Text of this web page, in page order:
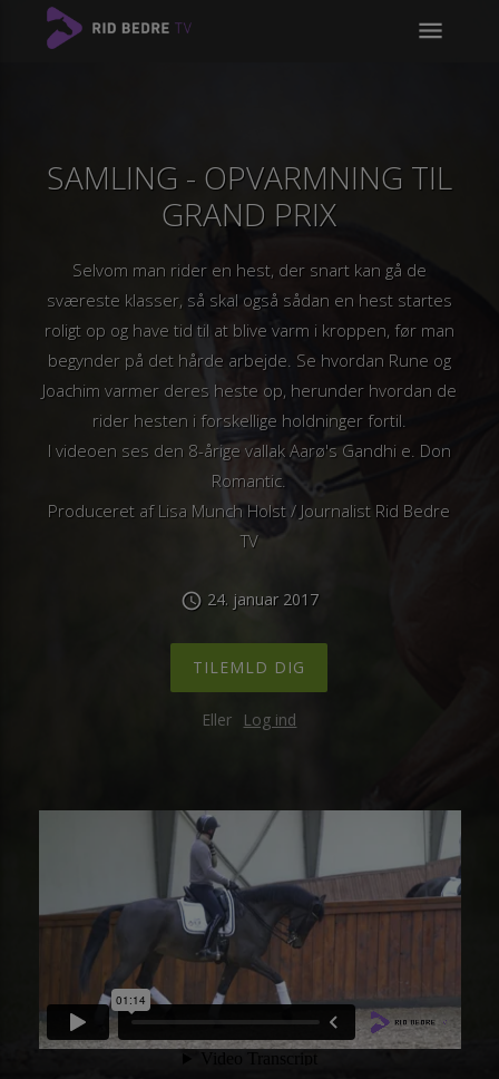
menu
SAMLING - OPVARMNING TIL
GRAND PRIX
Selvom man rider en hest, der snart kan gå de
sværeste klasser, så skal også sådan en hest startes
roligt op og have tid til at blive varm i kroppen, før man
begynder på det hårde arbejde. Se hvordan Rune og
Joachim varmer deres heste op, herunder hvordan de
rider hesten i forskellige holdninger fortil.
I videoen ses den 8-årige vallak Aarø's Gandhi e. Don
Romantic.
Produceret af Lisa Munch Holst / Journalist Rid Bedre
TV
schedule 24. januar 2017
TILEMLD DIG
Eller Log ind